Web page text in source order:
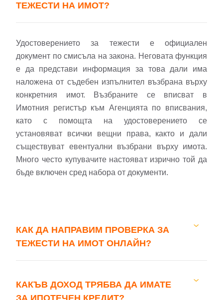
Добре дошъл!
ТЕЖЕСТИ НА ИМОТ?
Удостоверението за тежести е официален
документ по смисъла на закона. Неговата функция
е да представи информация за това дали има
наложена от съдебен изпълнител възбрана върху
конкретния имот. Възбраните се вписват в
Имотния регистър към Агенцията по вписвания,
като с помощта на удостоверението се
установяват всички вещни права, както и дали
съществуват евентуални възбрани върху имота.
Много често купувачите настояват изрично той да
бъде включен сред набора от документи.
КАК ДА НАПРАВИМ ПРОВЕРКА ЗА
ТЕЖЕСТИ НА ИМОТ ОНЛАЙН?
КАКЪВ ДОХОД ТРЯБВА ДА ИМАТЕ